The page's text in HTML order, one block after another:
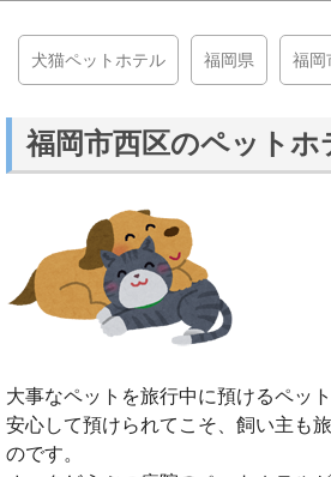
犬猫ペットホテル 福岡県 福岡
福岡市西区のペットホ
大事なペットを旅行中に預けるペット
安心して預けられてこそ、飼い主も
のです。